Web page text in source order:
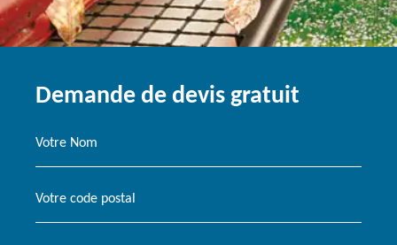
Demande de devis gratuit